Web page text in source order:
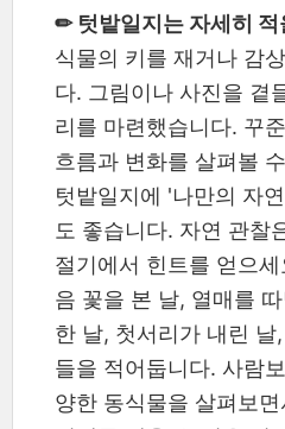
✏ 텃밭일지는 자세히 적
식물의 키를 재거나 감
다. 그림이나 사진을 곁
리를 마련했습니다. 꾸
흐름과 변화를 살펴볼
텃밭일지에 '나만의 자
도 좋습니다. 자연 관찰
절기에서 힌트를 얻으
음 꽃을 본 날, 열매를
한 날, 첫서리가 내린
들을 적어둡니다. 사람
양한 동식물을 살펴보